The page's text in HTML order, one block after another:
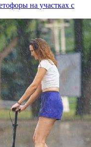
на участках с